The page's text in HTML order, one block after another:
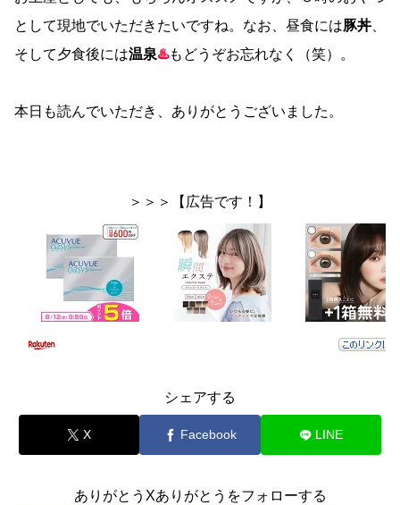
として現地でいただきたいですね。なお、昼食には豚丼、
そして夕食後には温泉♨️もどうぞお忘れなく（笑）。
本日も読んでいただき、ありがとうございました。
＞＞＞【広告です！】
シェアする
X Facebook LINE
ありがとうXありがとうをフォローする